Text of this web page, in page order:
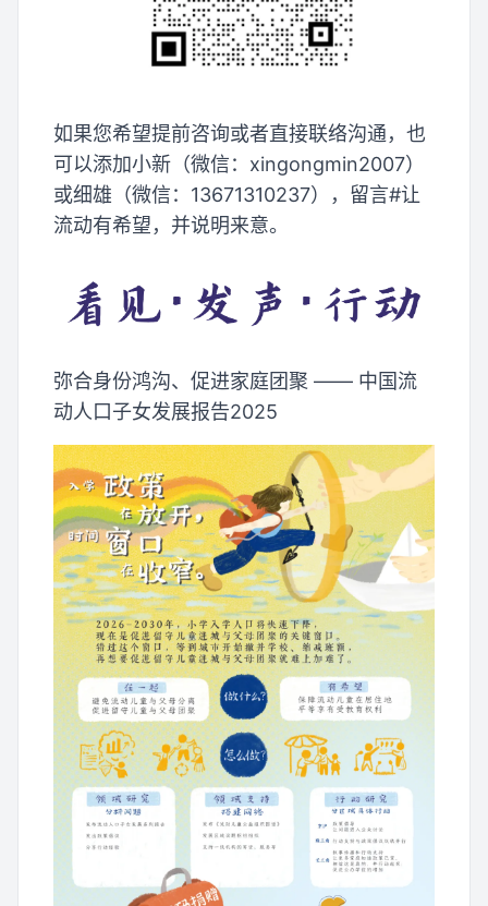
如果您希望提前咨询或者直接联络沟通，也
可以添加小新（微信：xingongmin2007）
或细雄（微信：13671310237），留言#让
流动有希望，并说明来意。
弥合身份鸿沟、促进家庭团聚 —— 中国流
动人口子女发展报告2025